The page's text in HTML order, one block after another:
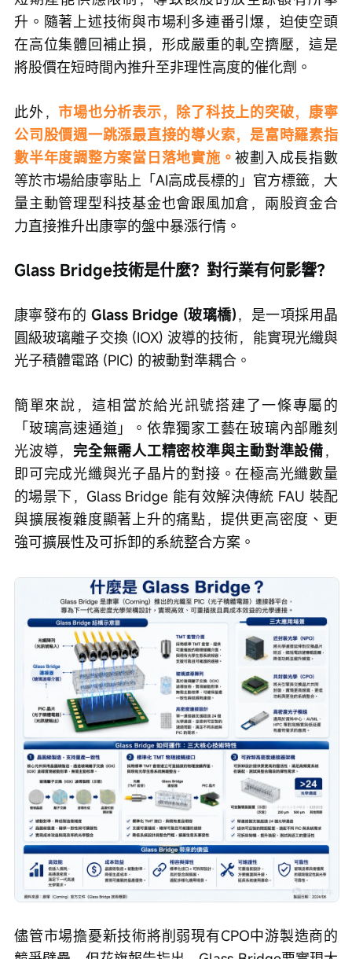
升。隨著上述技術與市場利多連番引爆，迫使空頭
在高位集體回補止損，形成嚴重的軋空擠壓，這是
將股價在短時間內推升至非理性高度的催化劑。
此外， 市場也分析表示，除了科技上的突破，康寧
公司股價週一跳漲最直接的導火索，是富時羅素指
數半年度調整方案當日落地實施。被劃入成長指數
等於市場給康寧貼上「AI高成長標的」官方標籤，大
量主動管理型科技基金也會跟風加倉，兩股資金合
力直接推升出康寧的盤中暴漲行情。
Glass Bridge技術是什麼？對行業有何影響？
康寧發布的 Glass Bridge (玻璃橋)，是一項採用晶
圓級玻璃離子交換 (IOX) 波導的技術，能實現光纖與
光子積體電路 (PIC) 的被動對準耦合。
簡單來說，這相當於給光訊號搭建了一條專屬的
「玻璃高速通道」。依靠獨家工藝在玻璃內部雕刻
光波導，完全無需人工精密校準與主動對準設備，
即可完成光纖與光子晶片的對接。在極高光纖數量
的場景下，Glass Bridge 能有效解決傳統 FAU 裝配
與擴展複雜度顯著上升的痛點，提供更高密度、更
強可擴展性及可拆卸的系統整合方案。
儘管市場擔憂新技術將削弱現有CPO中游製造商的